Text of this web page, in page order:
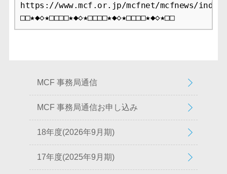
https://www.mcf.or.jp/mcfnet/mcfnews/
□□★◆◇★□□□□★◆◇★□□□□★◆◇★□□□□★◆◇★□□
MCF 事務局通信
MCF 事務局通信お申し込み
18年度(2026年9月期)
17年度(2025年9月期)